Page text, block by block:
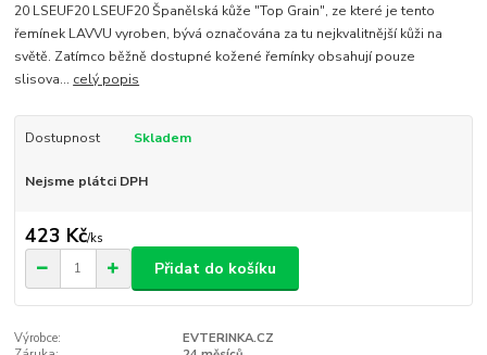
20 LSEUF20 LSEUF20 Španělská kůže "Top Grain", ze které je tento
řemínek LAVVU vyroben, bývá označována za tu nejkvalitnější kůži na
světě. Zatímco běžně dostupné kožené řemínky obsahují pouze
slisova... celý popis
Dostupnost Skladem
Nejsme plátci DPH
423 Kč/ks
Přidat do košíku
Výrobce:
EVTERINKA.CZ